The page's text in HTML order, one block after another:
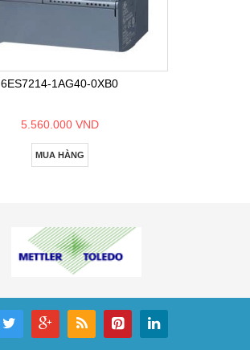
6ES7214-1AG40-0XB0
5.560.000 VND
MUA HÀNG